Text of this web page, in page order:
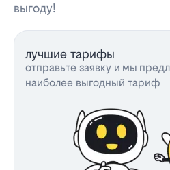
выгоду!
лучшие тарифы
отправьте заявку и мы
наиболее выгодный тариф